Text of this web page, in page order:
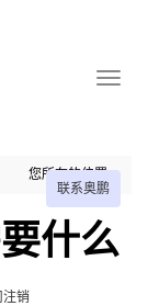
联系奥鹏
您所在的位置：
公司注销
什么
注销